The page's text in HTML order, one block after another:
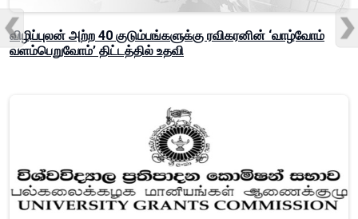
விழிப்புலன் அற்ற 40 குடும்பங்களுக்கு ரவிகரனின் ‘வாழ்வோம்
வளம்பெறுவோம்’ திட்டத்தில் உதவி